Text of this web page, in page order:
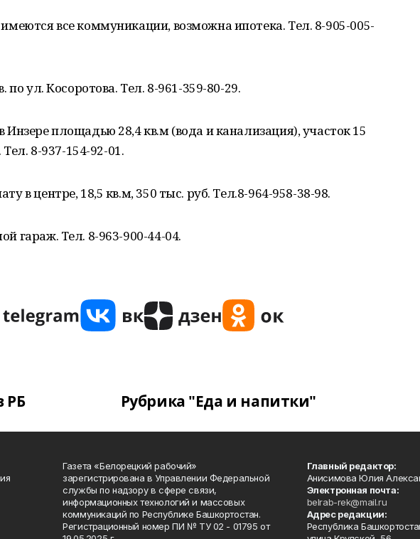
все коммуникации, возможна ипотека. Тел. 8-905-005-
по ул. Косоротова. Тел. 8-961-359-80-29.
площадью 28,4 кв.м (вода и канализация), участок 15
8-937-154-92-01.
в центре, 18,5 кв.м, 350 тыс. руб. Тел.8-964-958-38-98.
гараж. Тел. 8-963-900-44-04.
РБ Рубрика "Еда и напитки"
Газета «Белорецкий рабочий»
зарегистрирована в Управлении Федеральной
службы по надзору в сфере связи,
информационных технологий и массовых
коммуникаций по Республике Башкортостан.
Регистрационный номер ПИ № ТУ 02 - 01795 от
Главный редактор:
Анисимова Юлия
Электронная почта:
belrab-rek@mail.ru
Адрес редакции:
Республика